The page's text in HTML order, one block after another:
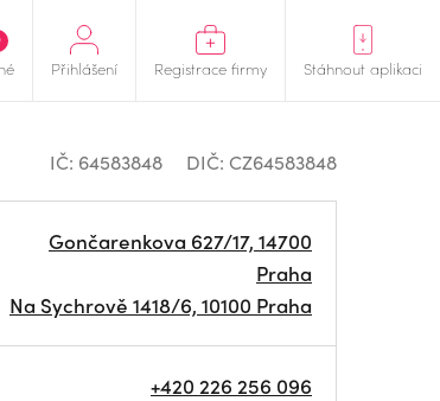
Přihlášení Registrace firmy Stáhnout aplikaci
IČ: 64583848 DIČ: CZ64583848
Gončarenkova 627/17, 14700
Praha
Na Sychrově 1418/6, 10100 Praha
+420 226 256 096